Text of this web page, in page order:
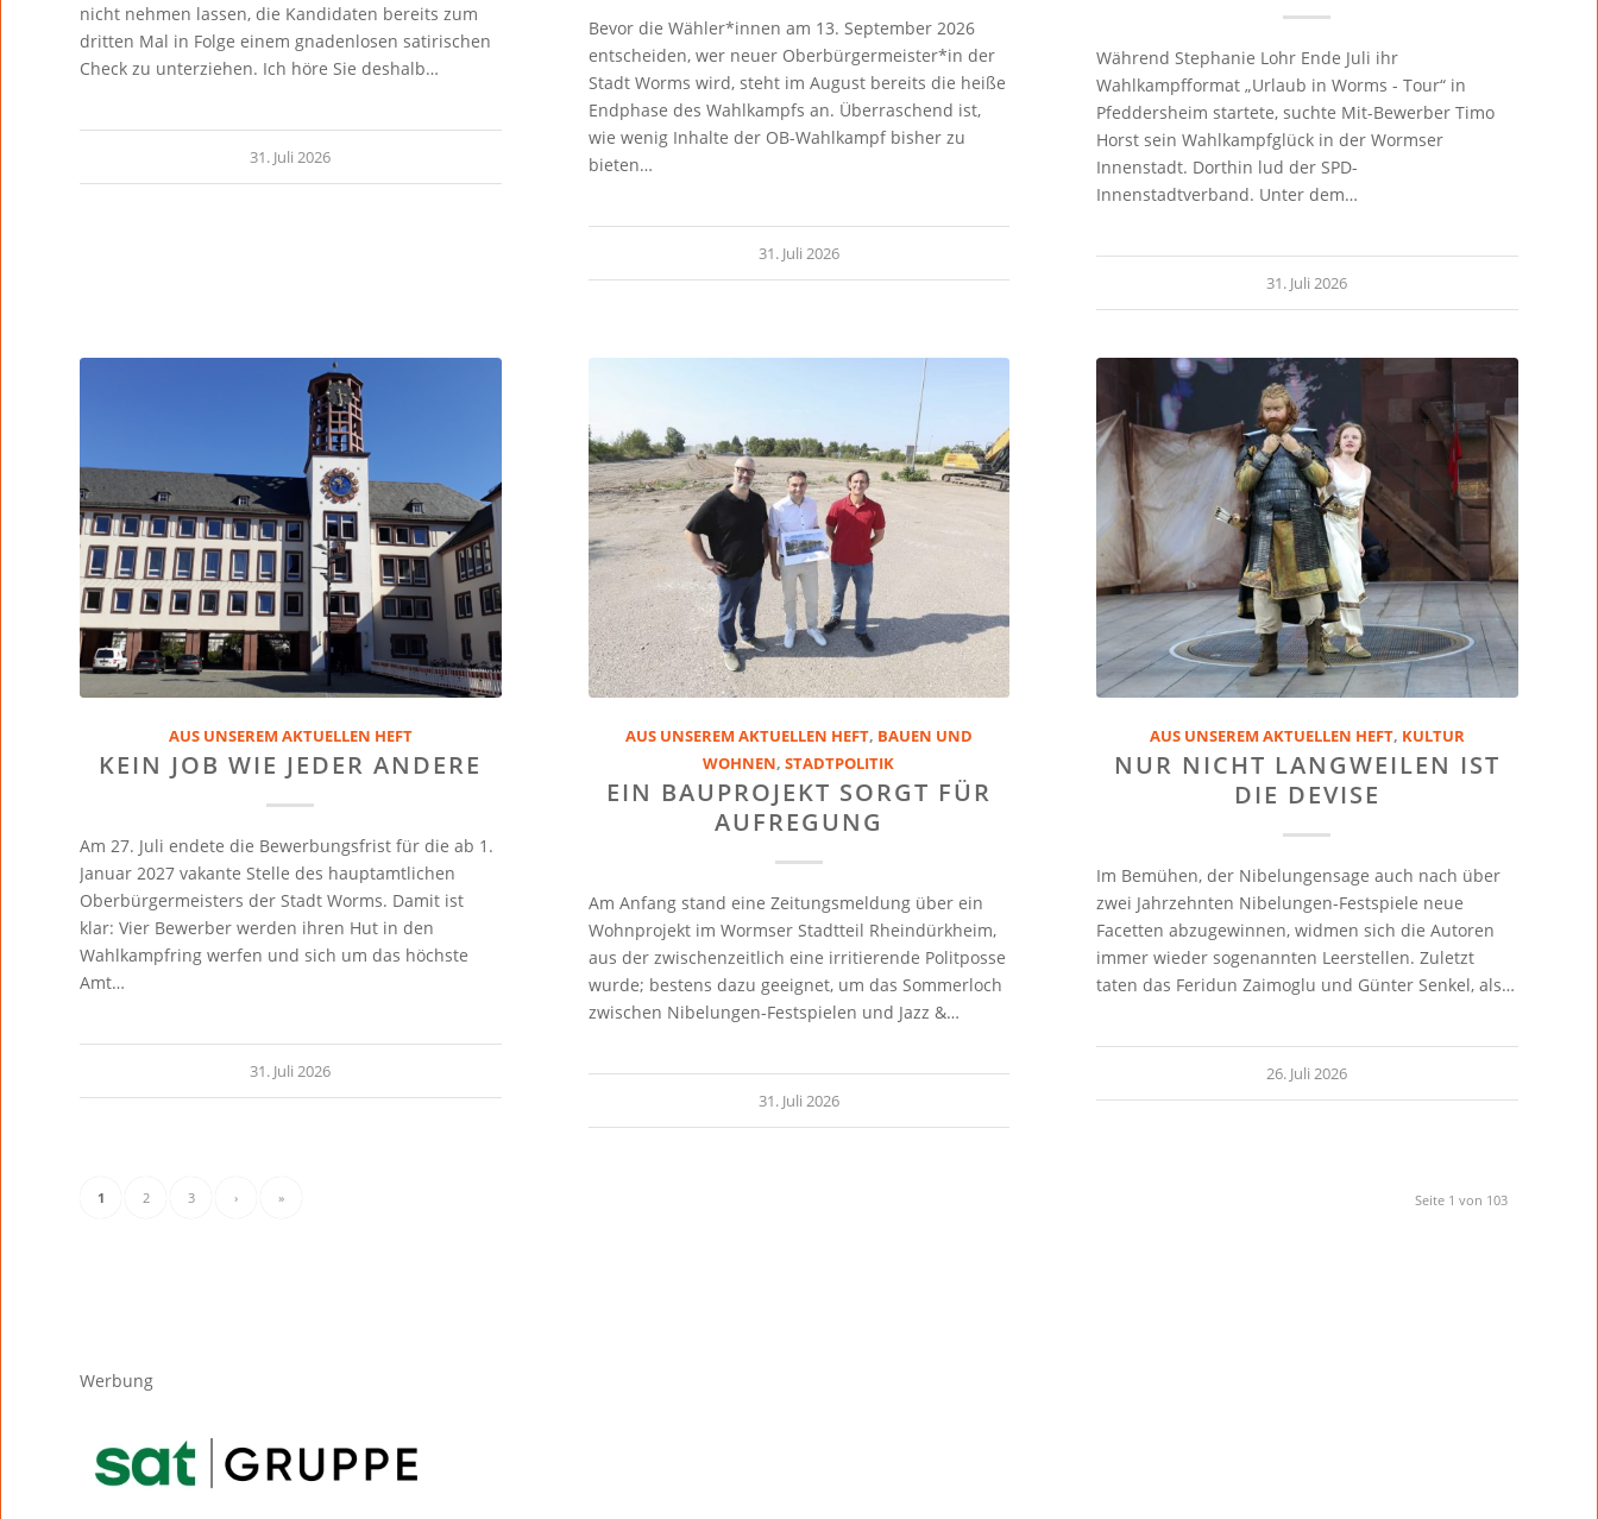
nicht nehmen lassen, die Kandidaten bereits zum
dritten Mal in Folge einem gnadenlosen satirischen
Check zu unterziehen. Ich höre Sie deshalb…
31. Juli 2026
Bevor die Wähler*innen am 13. September 2026
entscheiden, wer neuer Oberbürgermeister*in der
Stadt Worms wird, steht im August bereits die heiße
Endphase des Wahlkampfs an. Überraschend ist,
wie wenig Inhalte der OB-Wahlkampf bisher zu
bieten…
31. Juli 2026
Während Stephanie Lohr Ende Juli ihr
Wahlkampfformat „Urlaub in Worms - Tour“ in
Pfeddersheim startete, suchte Mit-Bewerber Timo
Horst sein Wahlkampfglück in der Wormser
Innenstadt. Dorthin lud der SPD-
Innenstadtverband. Unter dem…
31. Juli 2026
AUS UNSEREM AKTUELLEN HEFT
KEIN JOB WIE JEDER ANDERE
Am 27. Juli endete die Bewerbungsfrist für die ab 1.
Januar 2027 vakante Stelle des hauptamtlichen
Oberbürgermeisters der Stadt Worms. Damit ist
klar: Vier Bewerber werden ihren Hut in den
Wahlkampfring werfen und sich um das höchste
Amt…
31. Juli 2026
AUS UNSEREM AKTUELLEN HEFT, BAUEN UND
WOHNEN,STADTPOLITIK
EIN BAUPROJEKT SORGT FÜR
AUFREGUNG
Am Anfang stand eine Zeitungsmeldung über ein
Wohnprojekt im Wormser Stadtteil Rheindürkheim,
aus der zwischenzeitlich eine irritierende Politposse
wurde; bestens dazu geeignet, um das Sommerloch
zwischen Nibelungen-Festspielen und Jazz &…
31. Juli 2026
AUS UNSEREM AKTUELLEN HEFT, KULTUR
NUR NICHT LANGWEILEN IST
DIE DEVISE
Im Bemühen, der Nibelungensage auch nach über
zwei Jahrzehnten Nibelungen-Festspiele neue
Facetten abzugewinnen, widmen sich die Autoren
immer wieder sogenannten Leerstellen. Zuletzt
taten das Feridun Zaimoglu und Günter Senkel, als…
26. Juli 2026
Seite 1 von 103
1 2 3 › »
Werbung